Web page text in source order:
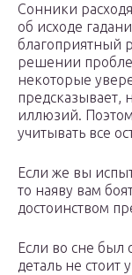
Сонники
об исходе
благоприятный
решении
некоторые
предсказывает,
иллюзий.
учитывать все
Если же вы
то наяву вам
достоинством
Если во сне был
деталь не стоит